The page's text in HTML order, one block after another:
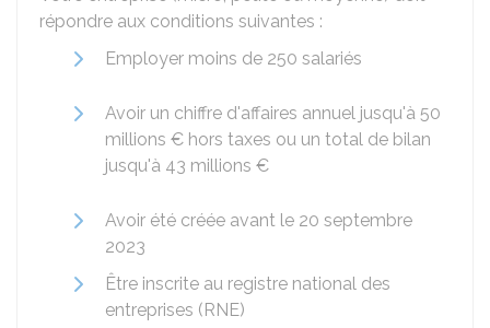
répondre aux conditions suivantes :
Employer moins de 250 salariés
Avoir un chiffre d'affaires annuel jusqu'à 50
millions € hors taxes ou un total de bilan
jusqu'à 43 millions €
Avoir été créée avant le 20 septembre
2023
Être inscrite au registre national des
entreprises (RNE)